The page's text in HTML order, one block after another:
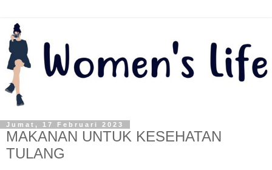
Jumat, 17 Februari 2023
MAKANAN UNTUK KESEHATAN
TULANG